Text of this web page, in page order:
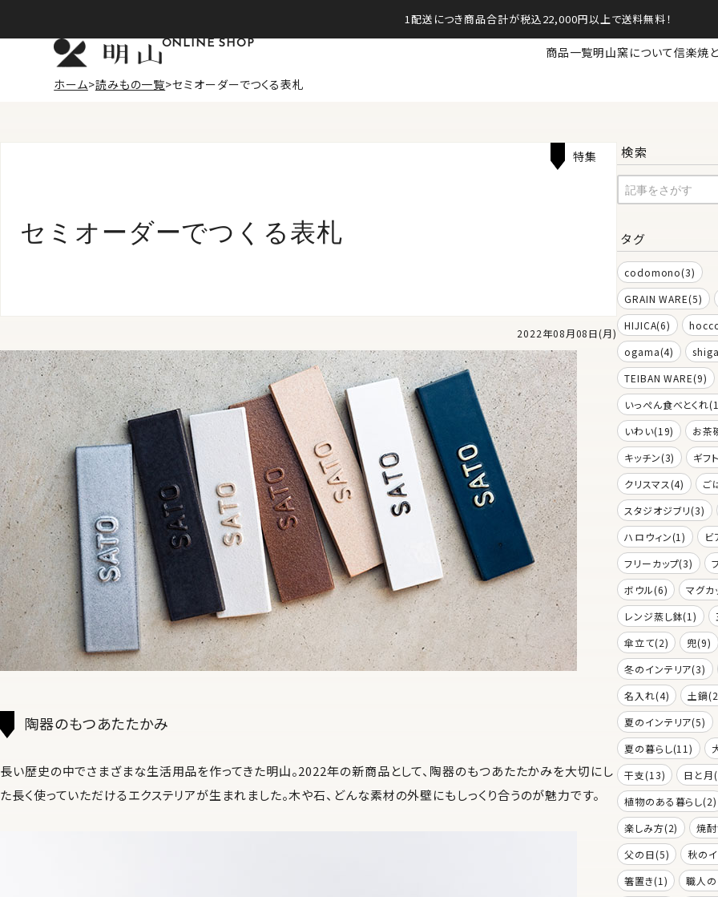
1配送につき商品合計が税込22,000円以上で送料無料！
ONLINE SHOP
商品一覧明山窯について信楽焼
ホーム 読みもの一覧 セミオーダーでつくる表札
セミオーダーでつくる表札
特集
2022年08月08日(月)
陶器のもつあたたかみ
長い歴史の中でさまざまな生活用品を作ってきた明山。2022年の新商品として、陶器のもつあたたかみを大切にし
た長く使っていただけるエクステリアが生まれました。木や石、どんな素材の外壁にもしっくり合うのが魅力です。
検索
タグ
codomono(3)
GRAIN WARE(5)
HIJICA(6)
ogama(4)
TEIBAN WARE(9)
いっぺん食べとくれ
いわい(19)
お茶
キッチン(3)
ギフ
クリスマス(4)
ご
スタジオジブリ(3)
ハロウィン(1)
ビ
フリーカップ(3)
ボウル(6)
マグカ
レンジ蒸し鉢(1)
傘立て(2)
兜(9)
冬のインテリア(3)
名入れ(4)
土鍋
夏のインテリア(5)
夏の暮らし(11)
干支(13)
日と月
植物のある暮らし(2)
楽しみ方(2)
焼
父の日(5)
秋の
箸置き(1)
職人